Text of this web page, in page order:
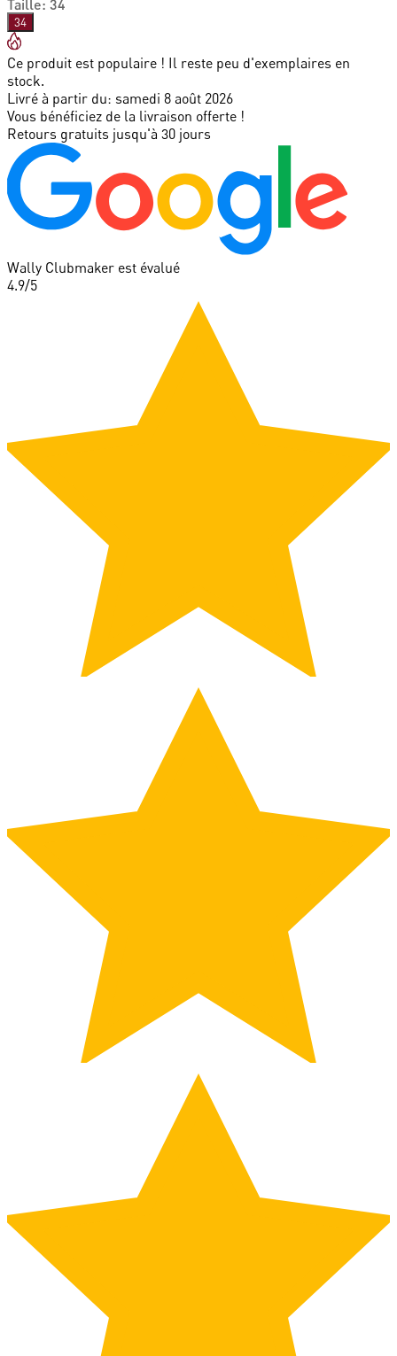
Taille: 34
34
Ce produit est populaire ! Il reste peu d'exemplaires en
stock.
Livré à partir du: samedi 8 août 2026
Vous bénéficiez de la livraison offerte !
Retours gratuits jusqu'à 30 jours
Wally Clubmaker est évalué
4.9/5